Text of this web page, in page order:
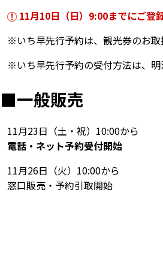
11月10日（日）9:00までにご登
※いち早先行予約は、観光券のお取
※いち早先行予約の受付方法は、明
■一般販売
11月23日（土・祝）10:00から
電話・ネット予約受付開始
11月26日（火）10:00から
窓口販売・予約引取開始